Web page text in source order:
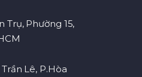
Trụ, Phường 15,
Lê, P.Hòa